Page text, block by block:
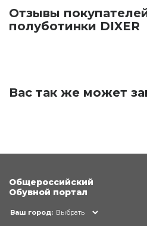
Отзывы
полуботинки DIXER
Вас так же может
Общероссийский
Обувной портал
Ваш город: Выбрать